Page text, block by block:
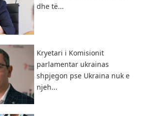
dhe të...
Kryetari i Komisionit
parlamentar ukrainas
shpjegon pse Ukraina nuk e
njeh...